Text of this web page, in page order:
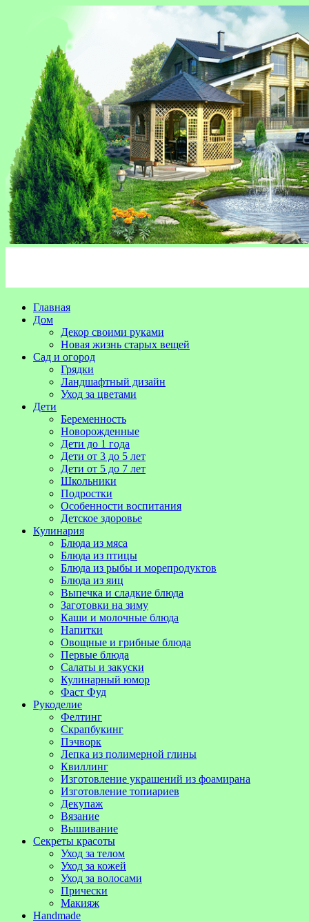
Главная
Дом
Декор своими руками
Новая жизнь старых вещей
Сад и огород
Грядки
Ландшафтный дизайн
Уход за цветами
Дети
Беременность
Новорожденные
Дети до 1 года
Дети от 3 до 5 лет
Дети от 5 до 7 лет
Школьники
Подростки
Особенности воспитания
Детское здоровье
Кулинария
Блюда из мяса
Блюда из птицы
Блюда из рыбы и морепродуктов
Блюда из яиц
Выпечка и сладкие блюда
Заготовки на зиму
Каши и молочные блюда
Напитки
Овощные и грибные блюда
Первые блюда
Салаты и закуски
Кулинарный юмор
Фаст Фуд
Рукоделие
Фелтинг
Скрапбукинг
Пэчворк
Лепка из полимерной глины
Квиллинг
Изготовление украшений из фоамирана
Изготовление топиариев
Декупаж
Вязание
Вышивание
Секреты красоты
Уход за телом
Уход за кожей
Уход за волосами
Прически
Макияж
Handmade